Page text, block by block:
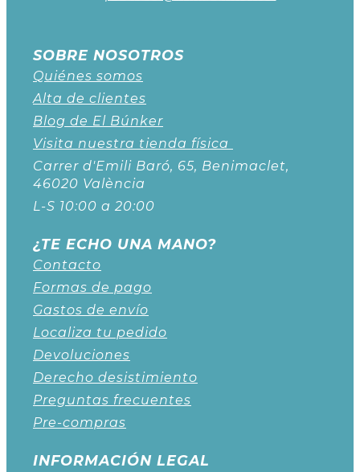
SOBRE NOSOTROS
Quiénes somos
Alta de clientes
Blog de El Búnker
Visita nuestra tienda física
Carrer d'Emili Baró, 65, Benimaclet,
46020 València
L-S 10:00 a 20:00
¿TE ECHO UNA MANO?
Contacto
Formas de pago
Gastos de envío
Localiza tu pedido
Devoluciones
Derecho desistimiento
Preguntas frecuentes
Pre-compras
INFORMACIÓN LEGAL